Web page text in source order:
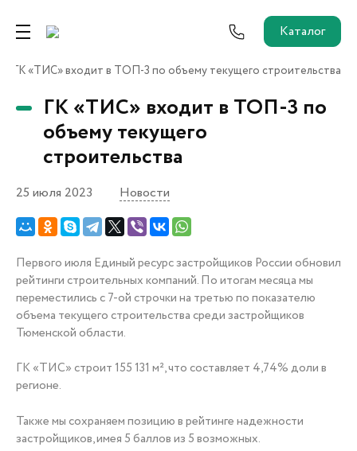
Каталог
Собственникам и новоселам
Агентам
Ремонт от застройщика
Трейд-Ин
Новостройки
О застройщике
Пресс-центр
Как купить?
ГК «ТИС» входит в ТОП-3 по объему текущего строительства
ГК «ТИС» входит в ТОП-3 по
объему текущего
строительства
25 июля 2023 Новости
Первого июля Единый ресурс застройщиков России обновил
рейтинги строительных компаний. По итогам месяца мы
переместились с 7-ой строчки на третью по показателю
объема текущего строительства среди застройщиков
Тюменской области.
ГК «ТИС» строит 155 131 м², что составляет 4,74% доли в
регионе.
Также мы сохраняем позицию в рейтинге надежности
застройщиков, имея 5 баллов из 5 возможных.